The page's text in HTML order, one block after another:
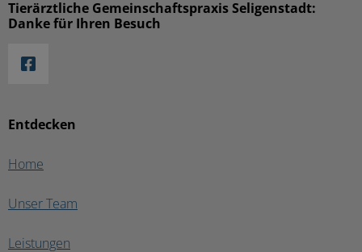
Entdecken
Home
Unser Team
Leistungen
Tierärztliche Gemeinschaftspraxis Seligenstadt:
Danke für Ihren Besuch